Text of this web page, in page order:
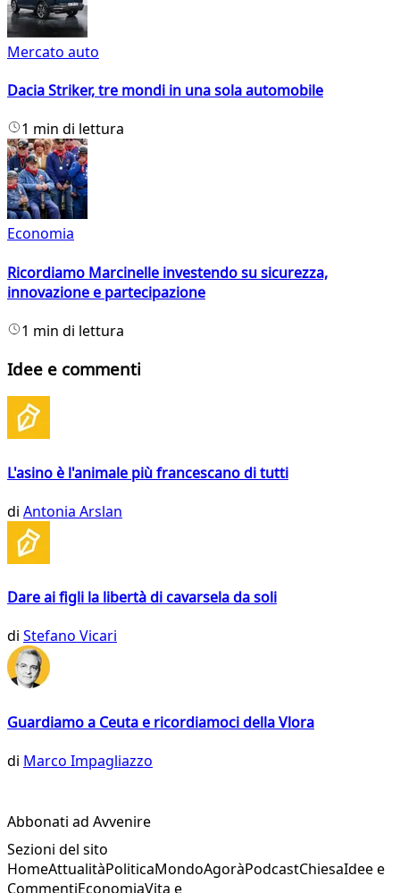
Mercato auto
Dacia Striker, tre mondi in una sola automobile
1 min di lettura
Economia
Ricordiamo Marcinelle investendo su sicurezza,
innovazione e partecipazione
1 min di lettura
Idee e commenti
L'asino è l'animale più francescano di tutti
di Antonia Arslan
Dare ai figli la libertà di cavarsela da soli
di Stefano Vicari
Guardiamo a Ceuta e ricordiamoci della Vlora
di Marco Impagliazzo
Abbonati ad Avvenire
Sezioni del sito
HomeAttualitàPoliticaMondoAgoràPodcastChiesaIdee e
CommentiEconomiaVita e